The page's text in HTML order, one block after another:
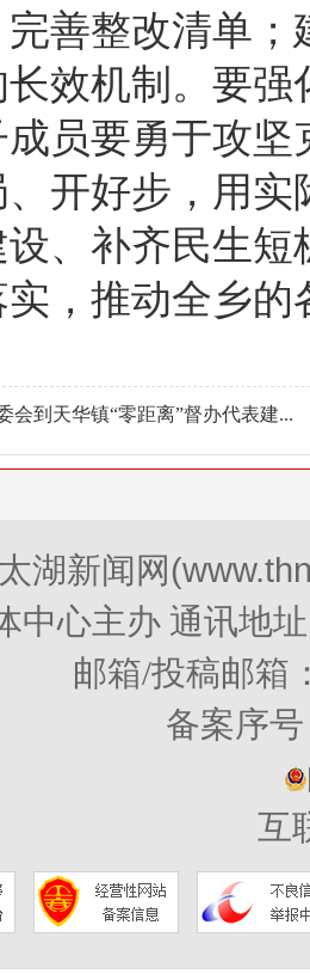
善整改清单
效机制。要
员要勇于攻
开好步，用
、补齐民生
实，推动全乡
会到天华镇“零距离”督办代表建...
太湖新闻网
中心主办 通讯地
邮箱/投稿邮箱
备案序
互